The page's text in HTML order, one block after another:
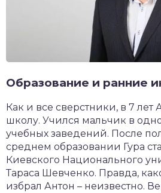
Образование и ранние
Как и все сверстники, в 7 лет
школу. Учился мальчик в
учебных заведений. После
среднем образовании Гура
Киевского Национального
Тараса Шевченко. Правда,
избрал Антон – неизвестно.